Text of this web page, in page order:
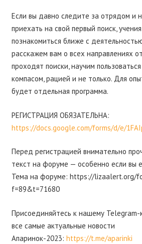
Если вы давно следите за отрядом и
приехать на свой первый поиск,
познакомиться ближе с
расскажем вам о всех направлениях
проходят поиски, научим
компасом, рацией и не только. Для
будет отдельная программа.
РЕГИСТРАЦИЯ ОБЯЗАТЕЛЬНА:
https://docs.google.com/forms/d/e/
Перед регистрацией внимательно
текст на форуме — особенно если вы
Тема на форуме: https://lizaalert.org/
f=89&t=71680
Присоединяйтесь к нашему Telegram-
все самые актуальные новости
Апаринок-2023: https://t.me/aparinki